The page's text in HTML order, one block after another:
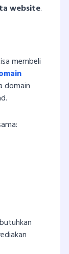
website.
membeli
domain